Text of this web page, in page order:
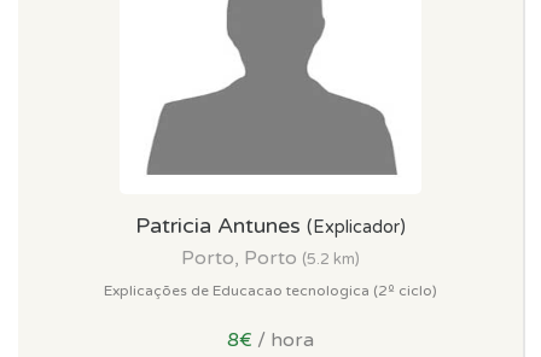
Patricia Antunes (Explicador)
Porto, Porto (5.2 km)
Explicações de Educacao tecnologica (2º ciclo)
8€ / hora